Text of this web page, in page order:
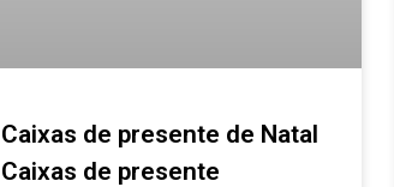
Caixas de presente de Natal
Caixas de presente